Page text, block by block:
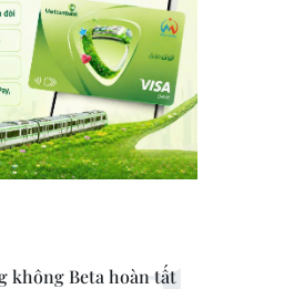
không Beta hoàn tất